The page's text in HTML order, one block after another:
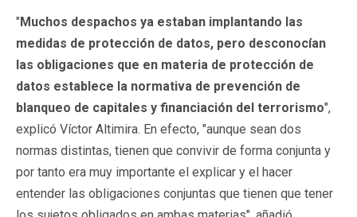
"Muchos despachos ya estaban implantando las
medidas de protección de datos, pero desconocían
las obligaciones que en materia de protección de
datos establece la normativa de prevención de
blanqueo de capitales y financiación del terrorismo",
explicó Víctor Altimira. En efecto, "aunque sean dos
normas distintas, tienen que convivir de forma conjunta y
por tanto era muy importante el explicar y el hacer
entender las obligaciones conjuntas que tienen que tener